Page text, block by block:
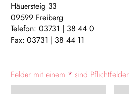
Häuersteig 33
09599 Freiberg
Telefon: 03731 | 38 44 0
Fax: 03731 | 38 44 11
Felder mit einem * sind Pflichtfelder